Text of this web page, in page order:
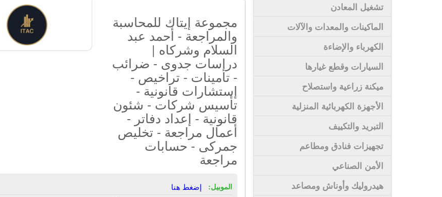
تشغيل المعادن
الماكينات والمعدات والآلات
الكهرباء والإضاءة
السيارات وقطع غيارها
ميكنة زراعية واستصلاح
الأجهزة الكهربائية المنزلية
التبريد والتكييف
تجهيزات فنادق ومطاعم
الأمن الصناعي
هيدروليك وأوناش ومصاعد
مجموعة إيتاك للمحاسبة
والمراجعة - أحمد عبد
السلام وشركاه |
دراسات جدوى - ضرائب
- تأمينات - تراخيص -
إستشارات قانونية -
تأسيس شركات - شئون
قانونية - إعداد دفاتر -
أعمال مراجعة - تخليص
جمركى - حسابات
مراجعة
الموبيل: إضغط هنا